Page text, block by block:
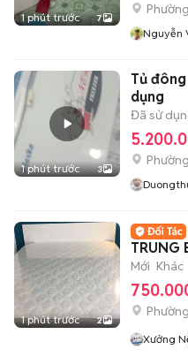
1 phút trước 7
Nguyễn
1 phút trước 3
Tủ
dụng
Đã sử
1 phút trước 2
TRUNG
Mới Khác
Xưởng